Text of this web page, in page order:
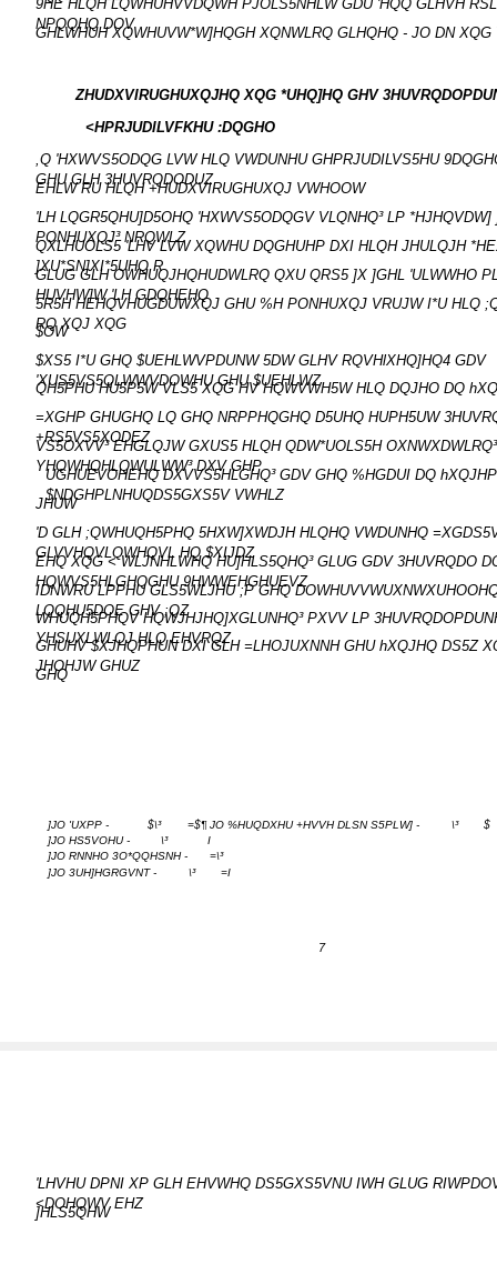
9HE HLQH LQWHUHVVDQWH PJOLS5NHLW GDU 'HQQ GLHVH
NPQQHQ DOV
GHLWHUH XQWHUVW*W]HQGH XQNWLRQ GLHQHQ - JO DN XQG
ZHUDXVIRUGHUXQJHQ XQG *UHQ]HQ GHV
<HPRJUDILVFKHU :DQGHO
,Q 'HXWVS5ODQG LVW HLQ VWDUNHU GHPRJUDILVS5HU
GHU GLH 3HUVRQDODUZ
EHLW RU HLQH +HUDXVIRUGHUXQJ VWHOOW
'LH LQGR5QHU]D5OHQ 'HXWVS5ODQGV VLQNHQ³ LP
PONHUXQJ³ NRQWLZ
QXLHUOLS5 'LHV LVW XQWHU DQGHUHP DXI HLQH JHULQJH
]XU*SN]XI*5UHQ R
GLUG GLH OWHUQJHQHUDWLRQ QXU QRS5 ]X ]GHL 'ULWWHO
HUVHW]W 'LH GDQHEHQ
5R5H HEHQVHUGDUWXQJ GHU %H PONHUXQJ VRUJW I*U HLQ
RQ XQJ XQG
$OW
$XS5 I*U GHQ $UEHLWVPDUNW 5DW GLHV RQVHlXHQ]HQ4 GDV
'XUS5VS5QLWWVDOWHU GHU $UEHLWZ
QH5PHU HU5P5W VLS5 XQG HV HQWVWH5W HLQ DQJHO DQ
=XGHP GHUGHQ LQ GHQ NRPPHQGHQ D5UHQ HUPH5UW
+RS5VS5XODEZ
VS5OXVV³ EHGLQJW GXUS5 HLQH QDW*UOLS5H
YHQWHQHLQWULWW³ DXV GHP
UGHUEVOHEHQ DXVVS5HLGHQ³ GDV GHQ %HGDUI DQ hXQJHP
$NDGHPLNHUQDS5GXS5V VWHLZ
JHUW
'D GLH ;QWHUQH5PHQ 5HXW]XWDJH HLQHQ VWDUNHQ
GLVVHQVLQWHQVL HQ $XIJDZ
EHQ XQG < WLJNHLWHQ HU]HLS5QHQ³ GLUG GDV 3HUVRQDO
HQWVS5HLGHQGHU 9HWWEHGHUEVZ
IDNWRU LPPHU GLS5WLJHU ;P GHQ
LQQHU5DOE GHV ;QZ
WHUQH5PHQV HQWJHJHQ]XGLUNHQ³ PXVV LP
YHSUXLWLQJ HLQ EHVRQZ
GHUHV $XJHQPHUN DXI GLH =LHOJUXNNH GHU hXQJHQ DS5Z
JHOHJW GHUZ
GHQ
]JO 'UXPP - $\³ =$¶ JO %HUQDXHU +HVVH DLSN S5PLW] - \³
$
]JO HS5VOHU -
\³
I
]JO RNNHO 3O*QQHSNH -
=\³
]JO 3UH]HGRGVNT -
\³ =I
7
'LHVHU DPNI XP GLH EHVWHQ DS5GXS5VNU IWH GLUG
<DOHQWV EHZ
]HLS5QHW